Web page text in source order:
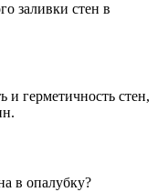
заливки стен в
и герметичность стен,
в опалубку?